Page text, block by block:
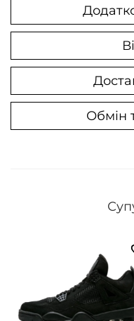
к
л
к
Обмін